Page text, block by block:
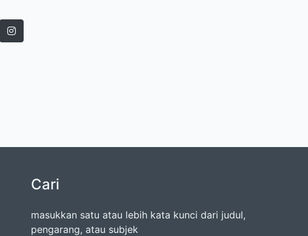
Cari
masukkan satu atau lebih kata kunci dari judul,
pengarang, atau subjek